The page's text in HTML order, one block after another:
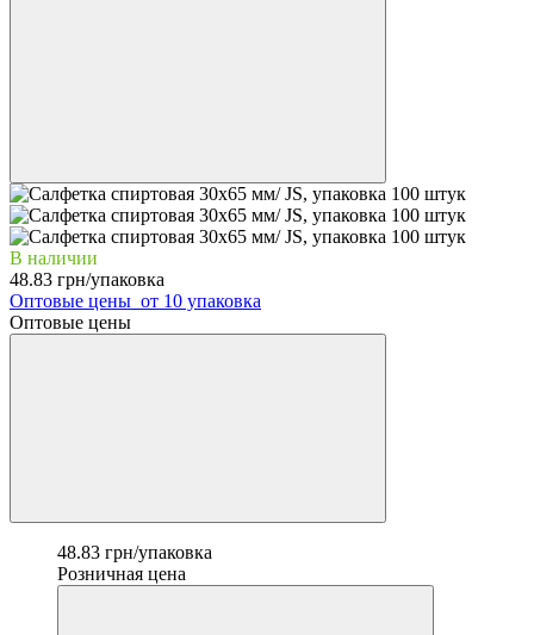
В наличии
48.83 грн/упаковка
Оптовые цены от 10 упаковка
Оптовые цены
48.83 грн/упаковка
Розничная цена